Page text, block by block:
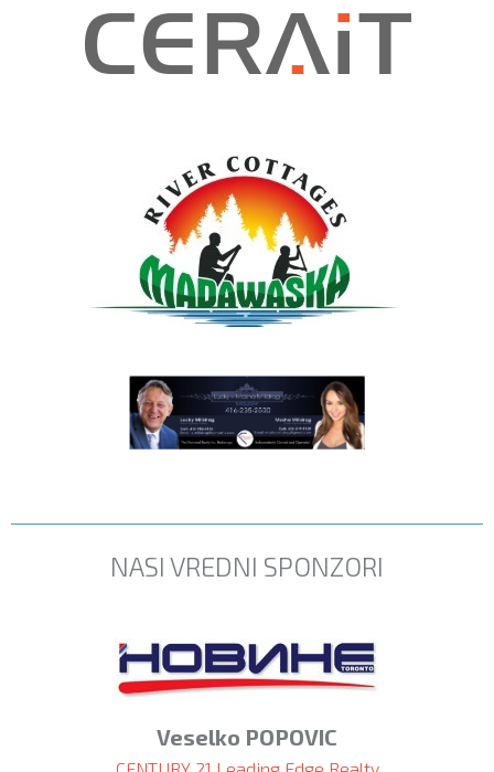
NASI VREDNI SPONZORI
Veselko POPOVIC